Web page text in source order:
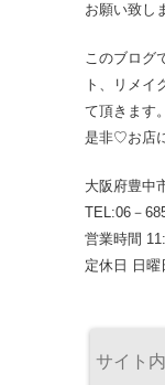
お願い致し
このブログ
ト、リメ
て頂きます。
是非♡お店
大阪府豊中
TEL:06－
営業時間
定休日 日曜